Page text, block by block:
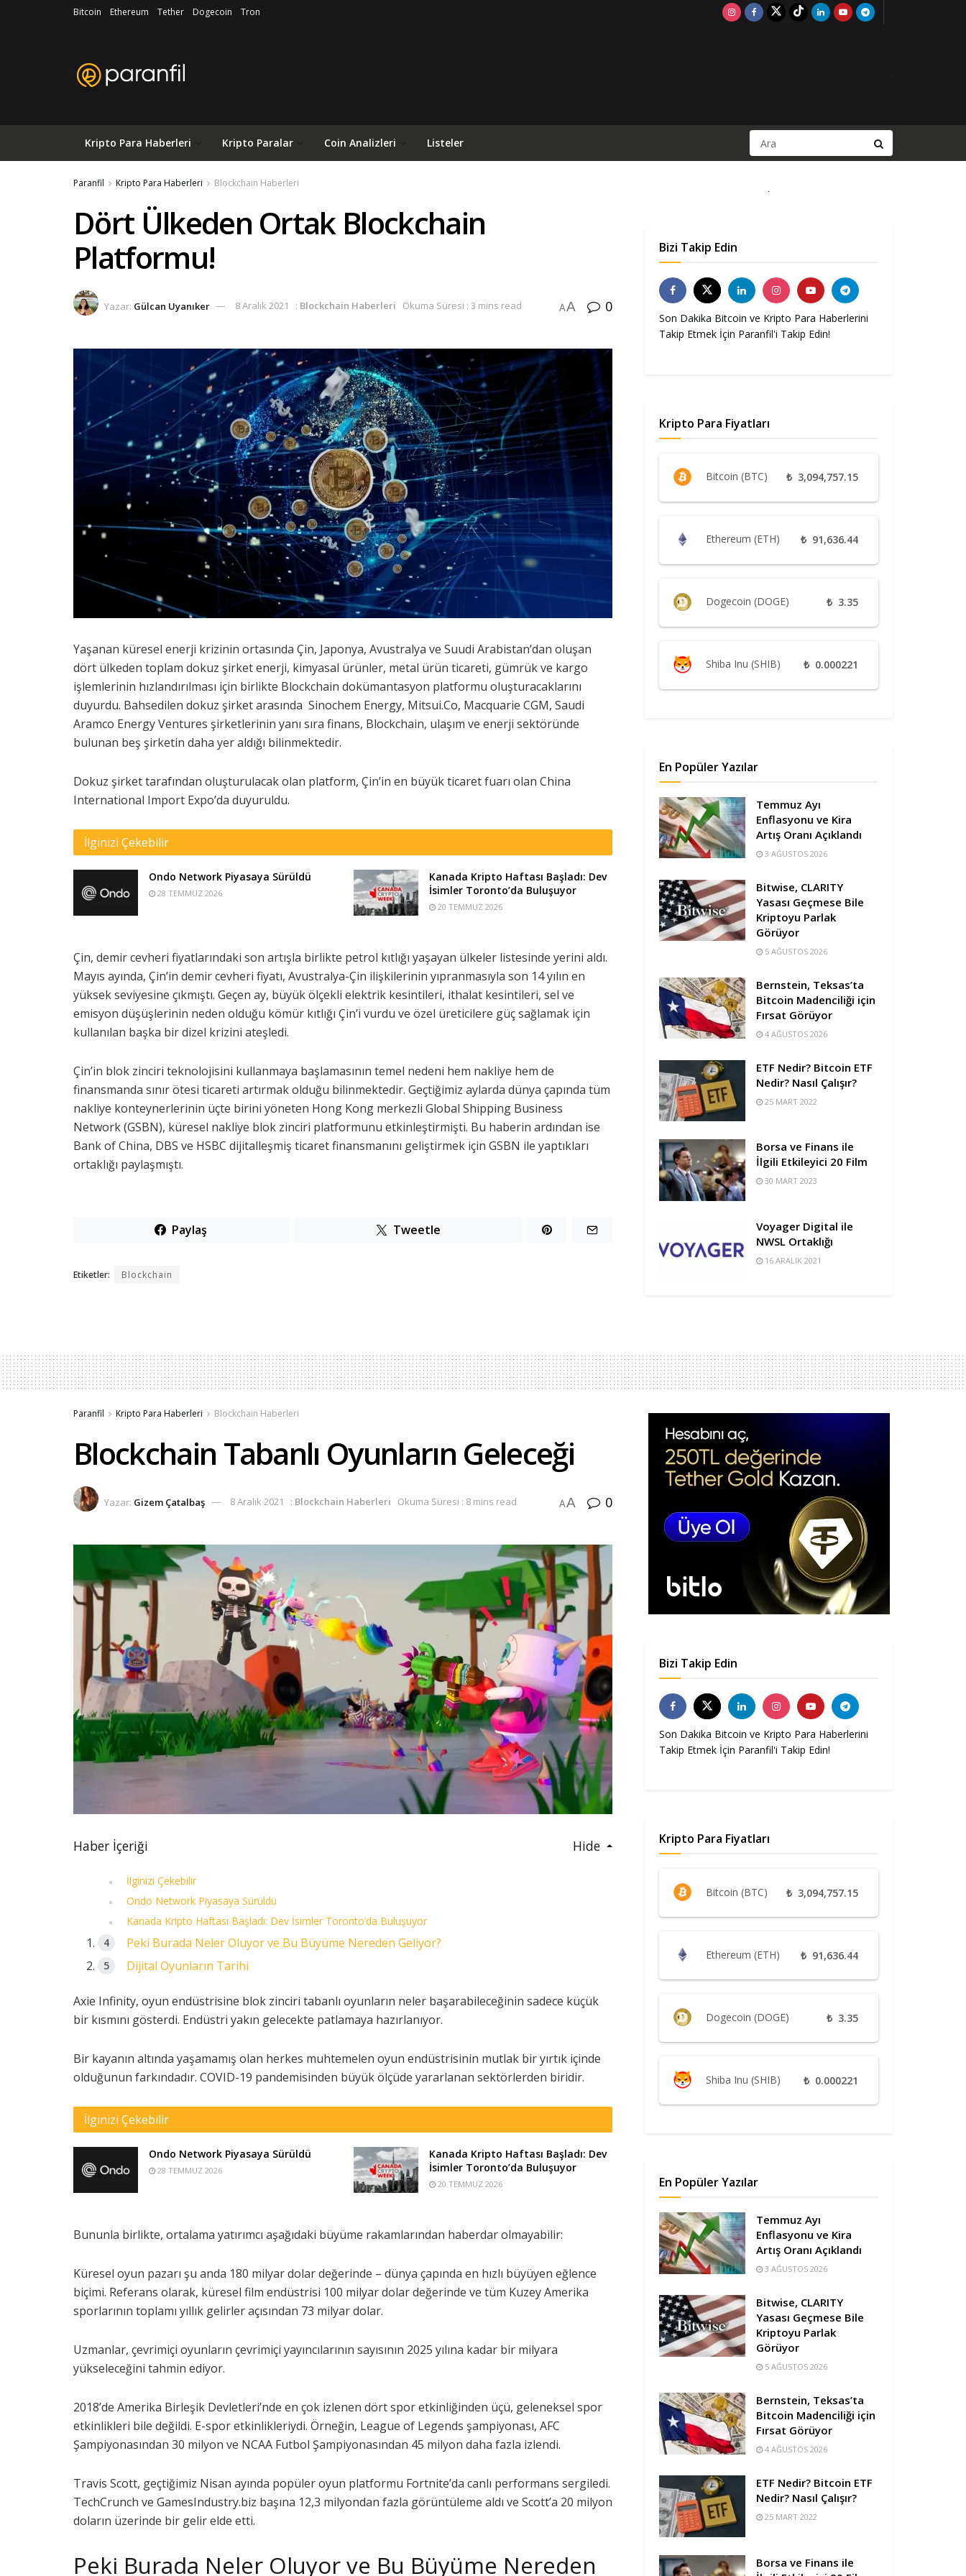
Bitcoin Ethereum Tether Dogecoin Tron
Kripto Para Haberleri Kripto Paralar Coin Analizleri Listeler
Paranfil Kripto Para Haberleri Blockchain Haberleri
Dört Ülkeden Ortak Blockchain
Platformu!
Yazar: Gülcan Uyanıker 8 Aralık 2021 : Blockchain Haberleri Okuma Süresi : 3 mins read AA 0
Yaşanan küresel enerji krizinin ortasında Çin, Japonya, Avustralya ve Suudi Arabistan’dan oluşan
dört ülkeden toplam dokuz şirket enerji, kimyasal ürünler, metal ürün ticareti, gümrük ve kargo
işlemlerinin hızlandırılması için birlikte Blockchain dokümantasyon platformu oluşturacaklarını
duyurdu. Bahsedilen dokuz şirket arasında Sinochem Energy, Mitsui.Co, Macquarie CGM, Saudi
Aramco Energy Ventures şirketlerinin yanı sıra finans, Blockchain, ulaşım ve enerji sektöründe
bulunan beş şirketin daha yer aldığı bilinmektedir.
Dokuz şirket tarafından oluşturulacak olan platform, Çin’in en büyük ticaret fuarı olan China
International Import Expo’da duyuruldu.
İlginizi Çekebilir
Ondo Network Piyasaya Sürüldü
28 TEMMUZ 2026
Kanada Kripto Haftası Başladı: Dev
İsimler Toronto’da Buluşuyor
20 TEMMUZ 2026
Çin, demir cevheri fiyatlarındaki son artışla birlikte petrol kıtlığı yaşayan ülkeler listesinde yerini aldı.
Mayıs ayında, Çin’in demir cevheri fiyatı, Avustralya-Çin ilişkilerinin yıpranmasıyla son 14 yılın en
yüksek seviyesine çıkmıştı. Geçen ay, büyük ölçekli elektrik kesintileri, ithalat kesintileri, sel ve
emisyon düşüşlerinin neden olduğu kömür kıtlığı Çin’i vurdu ve özel üreticilere güç sağlamak için
kullanılan başka bir dizel krizini ateşledi.
Çin’in blok zinciri teknolojisini kullanmaya başlamasının temel nedeni hem nakliye hem de
finansmanda sınır ötesi ticareti artırmak olduğu bilinmektedir. Geçtiğimiz aylarda dünya çapında tüm
nakliye konteynerlerinin üçte birini yöneten Hong Kong merkezli Global Shipping Business
Network (GSBN), küresel nakliye blok zinciri platformunu etkinleştirmişti. Bu haberin ardından ise
Bank of China, DBS ve HSBC dijitalleşmiş ticaret finansmanını geliştirmek için GSBN ile yaptıkları
ortaklığı paylaşmıştı.
Paylaş Tweetle
Etiketler: Blockchain
Bizi Takip Edin
Son Dakika Bitcoin ve Kripto Para Haberlerini
Takip Etmek İçin Paranfil'i Takip Edin!
Kripto Para Fiyatları
Bitcoin (BTC) ₺ 3,094,757.15
Ethereum (ETH) ₺ 91,636.44
Dogecoin (DOGE) ₺ 3.35
Shiba Inu (SHIB) ₺ 0.000221
En Popüler Yazılar
Temmuz Ayı
Enflasyonu ve Kira
Artış Oranı Açıklandı
3 AĞUSTOS 2026
Bitwise, CLARITY
Yasası Geçmese Bile
Kriptoyu Parlak
Görüyor
5 AĞUSTOS 2026
Bernstein, Teksas’ta
Bitcoin Madenciliği için
Fırsat Görüyor
4 AĞUSTOS 2026
ETF Nedir? Bitcoin ETF
Nedir? Nasıl Çalışır?
25 MART 2022
Borsa ve Finans ile
İlgili Etkileyici 20 Film
30 MART 2023
Voyager Digital ile
NWSL Ortaklığı
16 ARALIK 2021
Paranfil Kripto Para Haberleri Blockchain Haberleri
Blockchain Tabanlı Oyunların Geleceği
Yazar: Gizem Çatalbaş 8 Aralık 2021 : Blockchain Haberleri Okuma Süresi : 8 mins read AA 0
Haber İçeriği Hide
İlginizi Çekebilir
Ondo Network Piyasaya Sürüldü
Kanada Kripto Haftası Başladı: Dev İsimler Toronto’da Buluşuyor
Peki Burada Neler Oluyor ve Bu Büyüme Nereden Geliyor?
Dijital Oyunların Tarihi
Axie Infinity, oyun endüstrisine blok zinciri tabanlı oyunların neler başarabileceğinin sadece küçük
bir kısmını gösterdi. Endüstri yakın gelecekte patlamaya hazırlanıyor.
Bir kayanın altında yaşamamış olan herkes muhtemelen oyun endüstrisinin mutlak bir yırtık içinde
olduğunun farkındadır. COVID-19 pandemisinden büyük ölçüde yararlanan sektörlerden biridir.
İlginizi Çekebilir
Ondo Network Piyasaya Sürüldü
28 TEMMUZ 2026
Kanada Kripto Haftası Başladı: Dev
İsimler Toronto’da Buluşuyor
20 TEMMUZ 2026
Bununla birlikte, ortalama yatırımcı aşağıdaki büyüme rakamlarından haberdar olmayabilir:
Küresel oyun pazarı şu anda 180 milyar dolar değerinde – dünya çapında en hızlı büyüyen eğlence
biçimi. Referans olarak, küresel film endüstrisi 100 milyar dolar değerinde ve tüm Kuzey Amerika
sporlarının toplamı yıllık gelirler açısından 73 milyar dolar.
Uzmanlar, çevrimiçi oyunların çevrimiçi yayıncılarının sayısının 2025 yılına kadar bir milyara
yükseleceğini tahmin ediyor.
2018’de Amerika Birleşik Devletleri’nde en çok izlenen dört spor etkinliğinden üçü, geleneksel spor
etkinlikleri bile değildi. E-spor etkinlikleriydi. Örneğin, League of Legends şampiyonası, AFC
Şampiyonasından 30 milyon ve NCAA Futbol Şampiyonasından 45 milyon daha fazla izlendi.
Travis Scott, geçtiğimiz Nisan ayında popüler oyun platformu Fortnite’da canlı performans sergiledi.
TechCrunch ve GamesIndustry.biz başına 12,3 milyondan fazla görüntüleme aldı ve Scott’a 20 milyon
doların üzerinde bir gelir elde etti.
Peki Burada Neler Oluyor ve Bu Büyüme Nereden
Bizi Takip Edin
Son Dakika Bitcoin ve Kripto Para Haberlerini
Takip Etmek İçin Paranfil'i Takip Edin!
Kripto Para Fiyatları
Bitcoin (BTC) ₺ 3,094,757.15
Ethereum (ETH) ₺ 91,636.44
Dogecoin (DOGE) ₺ 3.35
Shiba Inu (SHIB) ₺ 0.000221
En Popüler Yazılar
Temmuz Ayı
Enflasyonu ve Kira
Artış Oranı Açıklandı
3 AĞUSTOS 2026
Bitwise, CLARITY
Yasası Geçmese Bile
Kriptoyu Parlak
Görüyor
5 AĞUSTOS 2026
Bernstein, Teksas’ta
Bitcoin Madenciliği için
Fırsat Görüyor
4 AĞUSTOS 2026
ETF Nedir? Bitcoin ETF
Nedir? Nasıl Çalışır?
25 MART 2022
Borsa ve Finans ile